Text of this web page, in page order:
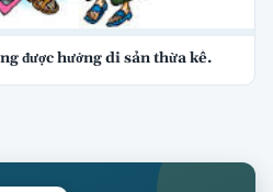
được hưởng di sản thừa kế.